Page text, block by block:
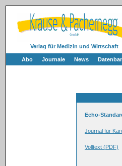
Verlag für Medizin und Wirtschaft
Abo Journale News
Echo-
Journal für
Volltext (PDF)